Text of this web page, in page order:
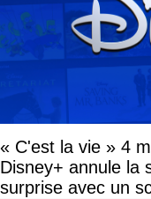
« C'est la vie » 4
Disney+ annule la
surprise avec un